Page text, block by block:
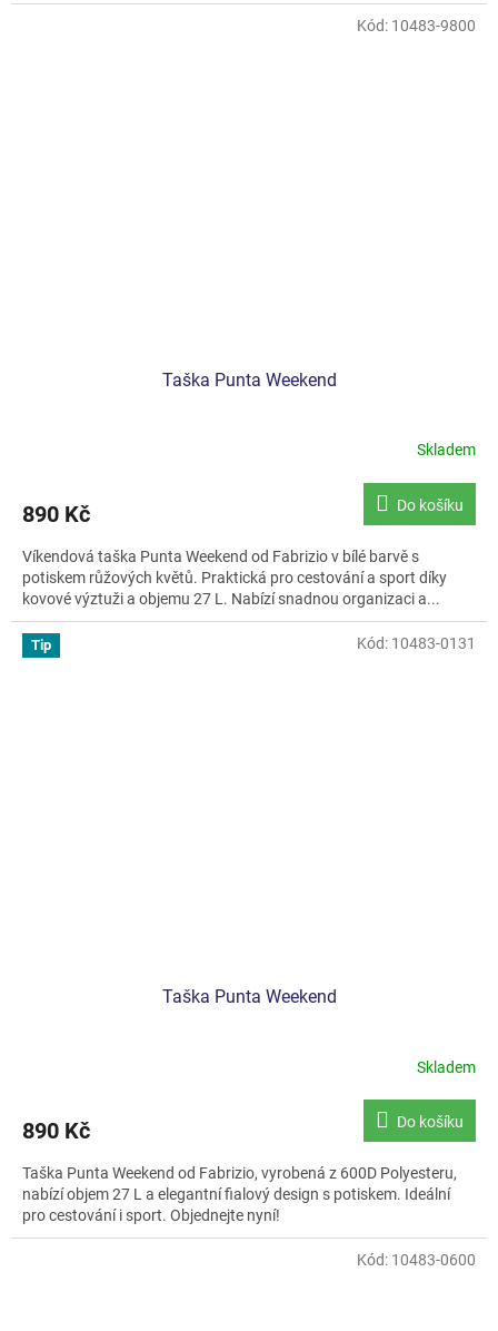
Taška Punta Weekend
Skladem
890 Kč Do košíku
Víkendová taška Punta Weekend od Fabrizio v bílé barvě s
potiskem růžových květů. Praktická pro cestování a sport díky
kovové výztuži a objemu 27 L. Nabízí snadnou organizaci a...
Kód: 10483-9800
Tip
Taška Punta Weekend
Skladem
890 Kč Do košíku
Taška Punta Weekend od Fabrizio, vyrobená z 600D Polyesteru,
nabízí objem 27 L a elegantní fialový design s potiskem. Ideální
pro cestování i sport. Objednejte nyní!
Kód: 10483-0131
Kód: 10483-0600